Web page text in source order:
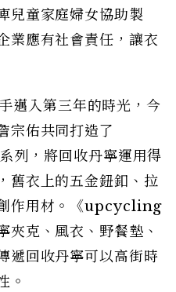
兒童家庭婦女協助製
業應有社會責任，讓衣
入第三年的時光，今
宗佑共同打造了
列，將回收丹寧運用得
舊衣上的五金鈕釦、拉
作用材。《upcycling
夾克、風衣、野餐墊、
遞回收丹寧可以高街時
。